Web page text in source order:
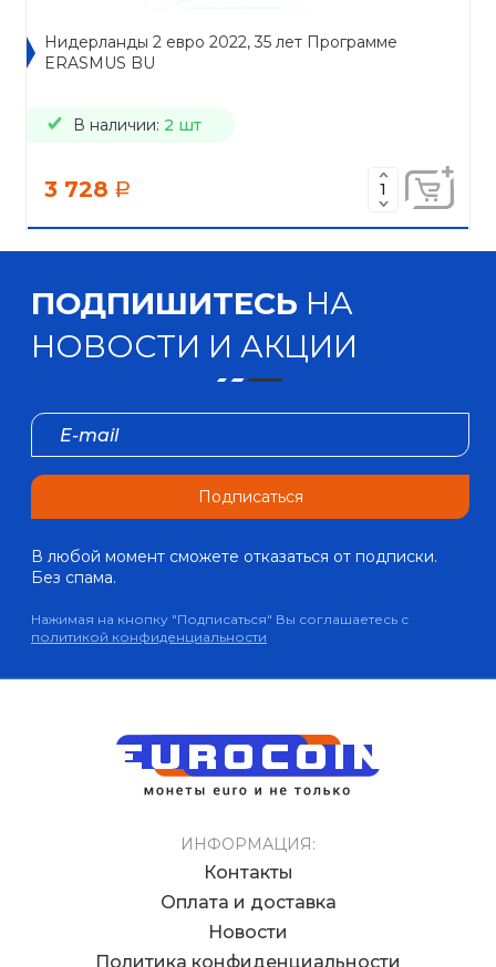
Нидерланды 2 евро 2022, 35 лет Программе
ERASMUS BU
В наличии: 2 шт
3 728 a
ПОДПИШИТЕСЬ НА
НОВОСТИ И АКЦИИ
Подписаться
В любой момент сможете отказаться от подписки.
Без спама.
Нажимая на кнопку "Подписаться" Вы соглашаетесь с
политикой конфиденциальности
ИНФОРМАЦИЯ:
Контакты
Оплата и доставка
Новости
Политика конфиденциальности